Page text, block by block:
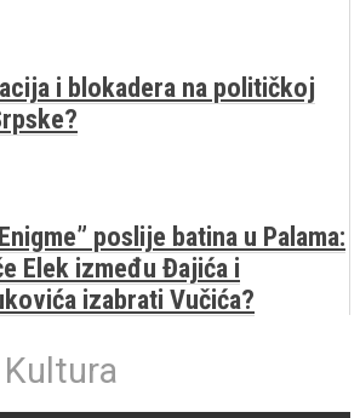
i blokadera na političkoj
poslije batina u Palama:
Elek između Đajića i
izabrati Vučića?
Kultura